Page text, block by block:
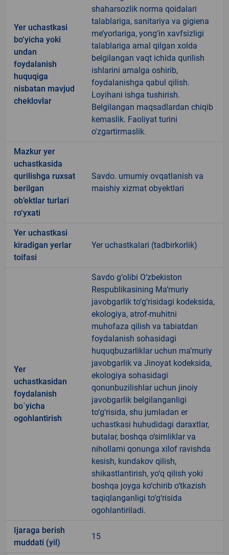
Yer uchastkasi
bo‘yicha yoki
undan
foydalanish
huquqiga
nisbatan mavjud
cheklovlar
shaharsozlik norma qoidalari
talablariga, sanitariya va gigiena
me’yorlariga, yong‘in xavfsizligi
talablariga amal qilgan xolda
belgilangan vaqt ichida qurilish
ishlarini amalga oshirib,
foydalanishga qabul qilish.
Loyihani ishga tushirish.
Belgilangan maqsadlardan chiqib
kemaslik. Faoliyat turini
o'zgartirmaslik.
Mazkur yer
uchastkasida
qurilishga ruxsat
berilgan
ob’ektlar turlari
ro‘yxati
Savdo. umumiy ovqatlanish va
maishiy xizmat obyektlari
Yer uchastkasi
kiradigan yerlar
toifasi
Yer uchastkalari (tadbirkorlik)
Yer
uchastkasidan
foydalanish
bo`yicha
ogohlantirish
Savdo g‘olibi O‘zbekiston
Respublikasining Ma’muriy
javobgarlik to‘g‘risidagi kodeksida,
ekologiya, atrof-muhitni
muhofaza qilish va tabiatdan
foydalanish sohasidagi
huquqbuzarliklar uchun ma’muriy
javobgarlik va Jinoyat kodeksida,
ekologiya sohasidagi
qonunbuzilishlar uchun jinoiy
javobgarlik belgilanganligi
to‘g‘risida, shu jumladan er
uchastkasi huhudidagi daraxtlar,
butalar, boshqa o‘simliklar va
nihollarni qonunga xilof ravishda
kesish, kundakov qilish,
shikastlantirish, yo‘q qilish yoki
boshqa joyga ko‘chirib o‘tkazish
taqiqlanganligi to‘g‘risida
ogohlantiriladi.
Ijaraga berish
muddati (yil)
15